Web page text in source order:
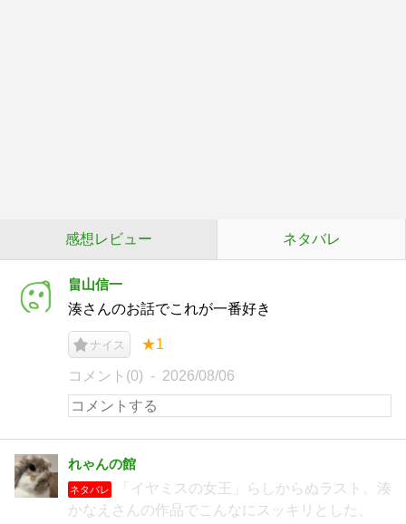
感想レビュー ネタバレ
畠山信一
湊さんのお話でこれが一番好き
ナイス ★1
コメント(0) 2026/08/06
れゃんの館
ネタバレ
「イヤミスの女王」らしからぬラスト。湊
かなえさんの作品でこんなにスッキリとした、